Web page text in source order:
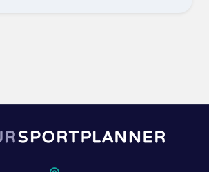
Führung übernehmen